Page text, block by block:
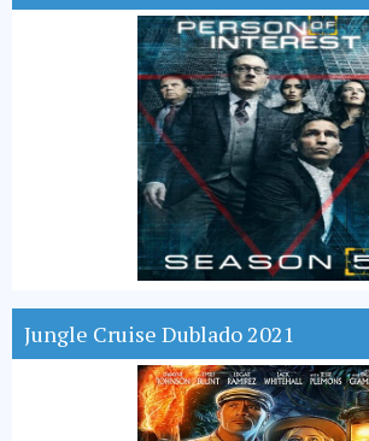
Jungle Cruise Dublado 2021